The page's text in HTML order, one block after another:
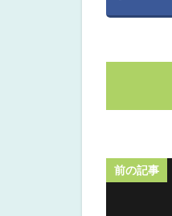
前の記事